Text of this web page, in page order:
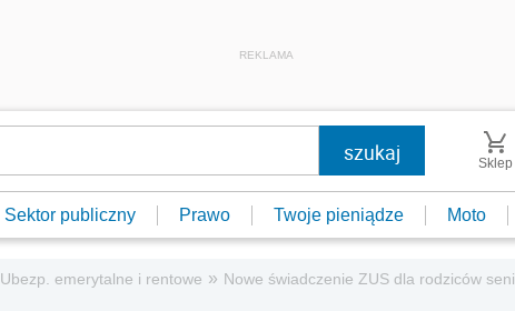
REKLAMA
Sklep
Sektor publiczny Prawo Twoje pieniądze Moto
Ubezp. emerytalne i rentowe » Nowe świadczenie ZUS dla rodziców